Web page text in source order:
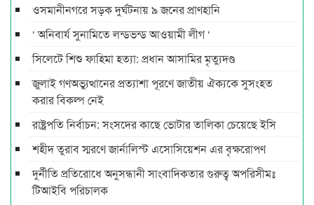
ওসমানীনগরে সড়ক দুর্ঘটনায় ৯ জনের প্রাণহানি
‘ অনিবার্য সুনামিতে লন্ডভন্ড আওয়ামী লীগ ‘
সিলেটে শিশু ফাহিমা হত্যা: প্রধান আসামির মৃত্যুদণ্ড
জুলাই গণঅভ্যুত্থানের প্রত্যাশা পূরণে জাতীয় ঐক্যকে সুসংহত
করার বিকল্প নেই
রাষ্ট্রপতি নির্বাচন: সংসদের কাছে ভোটার তালিকা চেয়েছে ইসি
শহীদ তুরাব স্মরণে জার্নালিস্ট এসোসিয়েশন এর বৃক্ষরোপণ
দুর্নীতি প্রতিরোধে অনুসন্ধানী সাংবাদিকতার গুরুত্ব অপরিসীমঃ
টিআইবি পরিচালক